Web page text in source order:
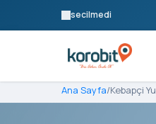
secilmedi
Ana Sayfa/Kebapçi